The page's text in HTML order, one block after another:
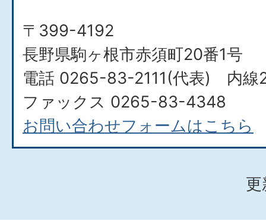
〒399-4192
長野県駒ヶ根市赤須町20番1号
電話 0265-83-2111(代表) 内線
ファックス 0265-83-4348
お問い合わせフォームはこちら